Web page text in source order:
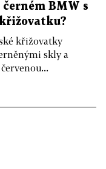
BMW s
křižovatky
skly a